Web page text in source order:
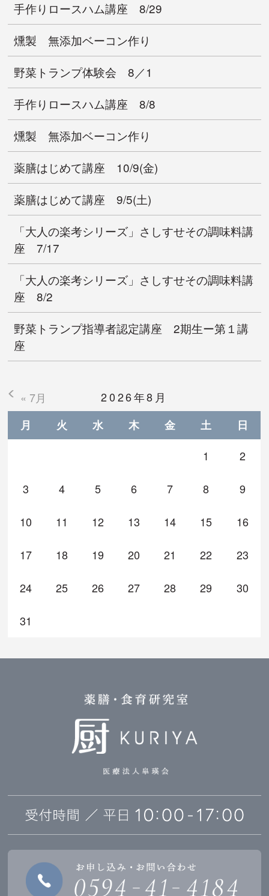
手作りロースハム講座 8/29
燻製 無添加ベーコン作り
野菜トランプ体験会 8／1
手作りロースハム講座 8/8
燻製 無添加ベーコン作り
薬膳はじめて講座 10/9(金)
薬膳はじめて講座 9/5(土)
「大人の楽考シリーズ」さしすせその調味料講
座 7/17
「大人の楽考シリーズ」さしすせその調味料講
座 8/2
野菜トランプ指導者認定講座 2期生ー第１講
座
2026年8月
月
火 水 木 金 土 日
« 7月
1 2
3 4 5 6 7 8 9
10 11 12 13 14 15 16
17 18 19 20 21 22 23
24 25 26 27 28 29 30
31